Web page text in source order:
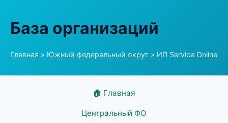
База организаций
Главная » Южный федеральный округ » ИП Service Online
🏠 Главная
Центральный ФО